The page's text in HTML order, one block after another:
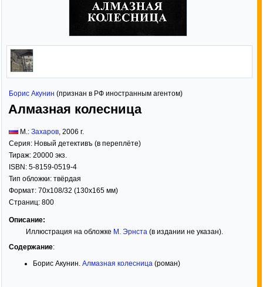
Борис Акунин (признан в РФ иностранным агентом)
Алмазная колесница
М.: Захаров, 2006 г.
Серия: Новый детективъ (в переплёте)
Тираж: 20000 экз.
ISBN: 5-8159-0519-4
Тип обложки: твёрдая
Формат: 70x108/32 (130x165 мм)
Страниц: 800
Описание:
Иллюстрация на обложке М. Эрнста(в издании не указан).
Содержание:
Борис Акунин. Алмазная колесница (роман)